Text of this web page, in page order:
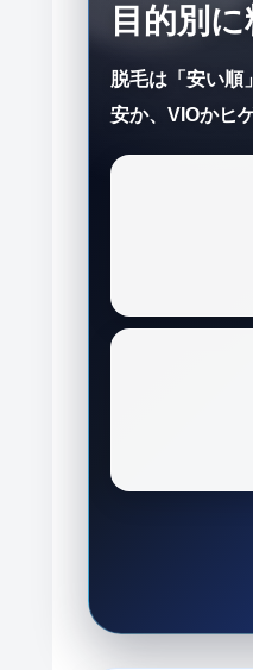
目的別
脱毛は「安い順
安か、VIOかヒ